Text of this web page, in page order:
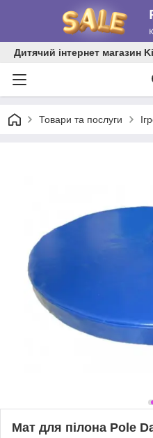
Дитячий інтернет магазин
Товари та послуги
Мат для пілона Pole